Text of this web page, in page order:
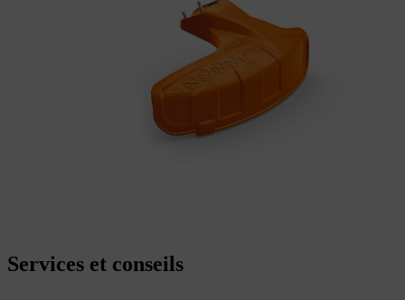
Services et conseils